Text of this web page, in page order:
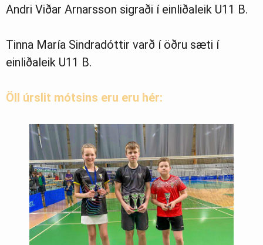
Andri Viðar Arnarsson sigraði í einliðaleik U11 B.
Tinna María Sindradóttir varð í öðru sæti í
einliðaleik U11 B.
Öll úrslit mótsins eru eru hér: